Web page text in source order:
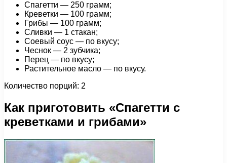
Спагетти — 250 грамм;
Креветки — 100 грамм;
Грибы — 100 грамм;
Сливки — 1 стакан;
Соевый соус — по вкусу;
Чеснок — 2 зубчика;
Перец — по вкусу;
Растительное масло — по вкусу.
Количество порций: 2
Как приготовить «Спагетти с
креветками и грибами»